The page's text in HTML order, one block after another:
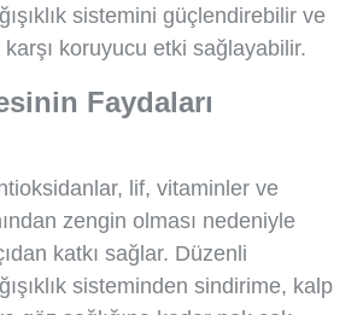
sistemini güçlendirebilir ve
karşı koruyucu etki sağlayabilir.
Faydaları
lif, vitaminler ve
zengin olması nedeniyle
katkı sağlar. Düzenli
sisteminden sindirime, kalp